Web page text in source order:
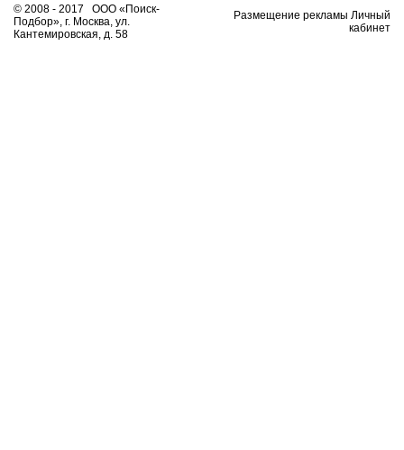
© 2008 - 2017 ООО «Поиск-
Подбор», г. Москва, ул.
Кантемировская, д. 58
Размещение рекламы Личный
кабинет